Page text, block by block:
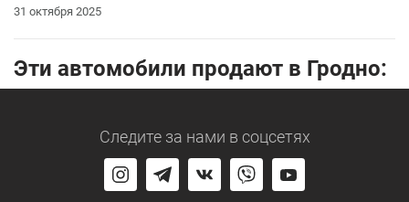
31 октября 2025
Эти автомобили продают в Гродно:
Следите за нами в соцсетях